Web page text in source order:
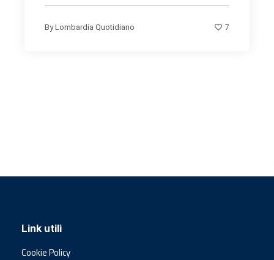
ByLombardia Quotidiano 7
Link utili
Cookie Policy